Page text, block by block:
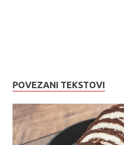
POVEZANI TEKSTOVI